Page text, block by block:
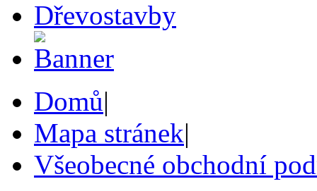
Domů|
Mapa stránek|
Všeobecné obchodní